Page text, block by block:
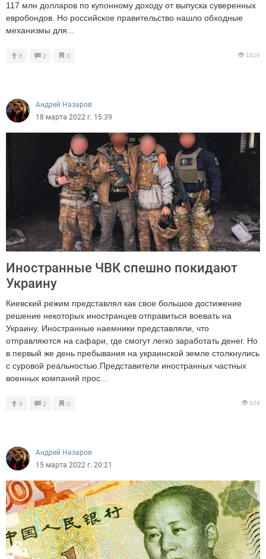
117 млн долларов по купонному доходу от выпуска суверенных
евробондов. Но российское правительство нашло обходные
механизмы для...
8 2 0 1016
Андрей Назаров
18 марта 2022 г. 15:39
Иностранные ЧВК спешно покидают
Украину
Киевский режим представлял как свое большое достижение
решение некоторых иностранцев отправиться воевать на
Украину. Иностранные наемники представляли, что
отправляются на сафари, где смогут легко заработать денег. Но
в первый же день пребывания на украинской земле столкнулись
с суровой реальностью.Представители иностранных частных
военных компаний прос...
8 2 0 824
Андрей Назаров
15 марта 2022 г. 20:21